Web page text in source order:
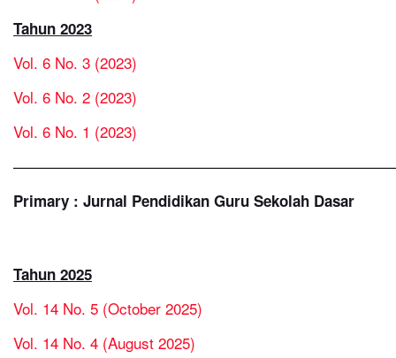
Tahun 2023
Vol. 6 No. 3 (2023)
Vol. 6 No. 2 (2023)
Vol. 6 No. 1 (2023)
Primary : Jurnal Pendidikan Guru Sekolah Dasar
Tahun 2025
Vol. 14 No. 5 (October 2025)
Vol. 14 No. 4 (August 2025)